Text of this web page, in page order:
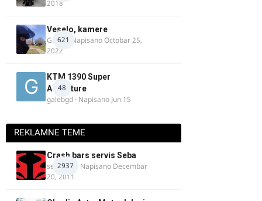
2018
621
Veselo, kamere
GR 46· NapisanoOctobar 25,
2022
48
KTM 1390 Super
Adventure
galebgd · Napisano Jun 15
REKLAMNE TEME
2937
Crash bars servis Seba
seba011 · Napisano Decembar
20, 2011